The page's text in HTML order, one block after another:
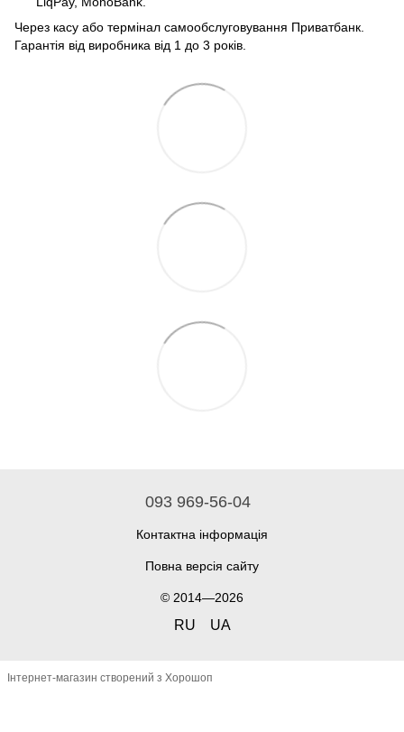
Через касу або термінал самообслуговування Приватбанк.
Гарантія від виробника від 1 до 3 років.
093 969-56-04
Контактна інформація
Повна версія сайту
© 2014—2026
RU UA
Інтернет-магазин створений з Хорошоп